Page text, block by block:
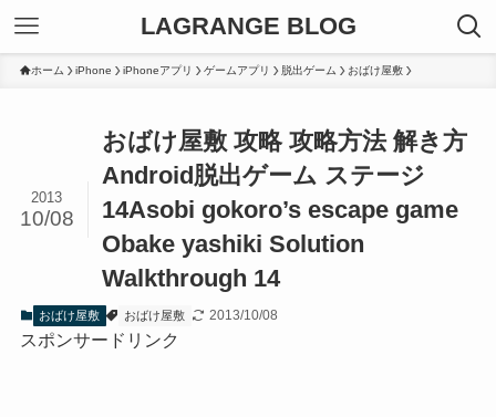
LAGRANGE BLOG
ホーム iPhone iPhoneアプリ ゲームアプリ 脱出ゲーム おばけ屋敷
おばけ屋敷 攻略 攻略方法 解き方
Android脱出ゲーム ステージ
14Asobi gokoro’s escape game
Obake yashiki Solution
Walkthrough 14
2013
10/08
おばけ屋敷 おばけ屋敷 2013/10/08
スポンサードリンク